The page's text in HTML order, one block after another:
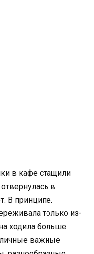
в кафе стащили
в
В принципе,
только из-
ходила больше
важные